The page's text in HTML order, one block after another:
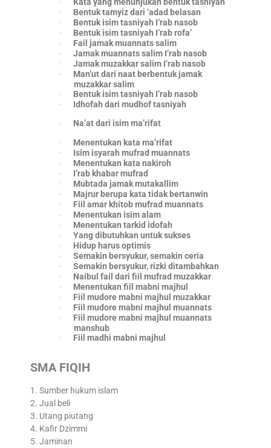
·
· Bentuk tamyiz dari ‘adad belasan
· Bentuk isim tasniyah I’rab nasob
· Bentuk isim tasniyah I’rab rofa’
· Fail jamak muannats salim
· Jamak muannats salim I’rab nasob
· Jamak muzakkar salim I’rab nasob
·
Man’ut dari naat berbentuk jamak
muzakkar salim
· Bentuk isim tasniyah I’rab nasob
· Idhofah dari mudhof tasniyah
· Na’at dari isim ma’rifat
· Menentukan kata ma’rifat
· Isim isyarah mufrad muannats
· Menentukan kata nakiroh
· I’rab khabar mufrad
· Mubtada jamak mutakallim
· Majrur berupa kata tidak bertanwin
· Fiil amar khitob mufrad muannats
· Menentukan isim alam
· Menentukan tarkid idofah
· Yang dibutuhkan untuk sukses
· Hidup harus optimis
· Semakin bersyukur, semakin ceria
· Semakin bersyukur, rizki ditambahkan
· Naibul fail dari fiil mufrad muzakkar
· Menentukan fiil mabni majhul
· Fiil mudore mabni majhul muzakkar
· Fiil mudore mabni majhul muannats
·
Fiil mudore mabni majhul muannats
manshub
· Fiil madhi mabni majhul
SMA FIQIH
1. Sumber hukum islam
2. Jual beli
3. Utang piutang
4. Kafir Dzimmi
5. Jaminan